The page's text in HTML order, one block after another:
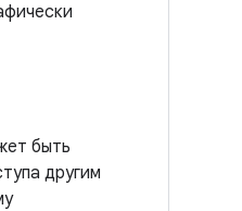
быть
другим